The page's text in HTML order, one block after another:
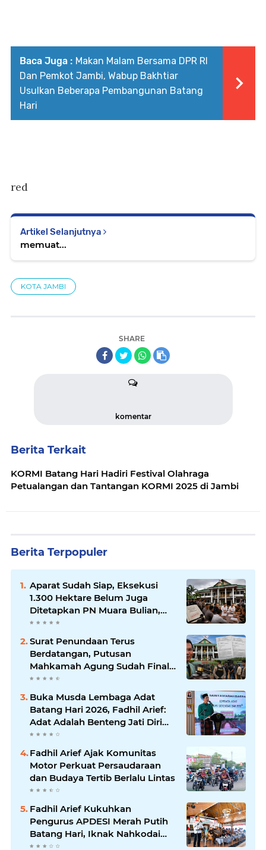
Baca Juga : Makan Malam Bersama DPR RI
Dan Pemkot Jambi, Wabup Bakhtiar
Usulkan Beberapa Pembangunan Batang
Hari
red
Artikel Selanjutnya
memuat...
KOTA JAMBI
SHARE
komentar
Berita Terkait
KORMI Batang Hari Hadiri Festival Olahraga
Petualangan dan Tantangan KORMI 2025 di Jambi
Berita Terpopuler
Aparat Sudah Siap, Eksekusi
1.300 Hektare Belum Juga
Ditetapkan PN Muara Bulian,
Ada Apa?
Surat Penundaan Terus
Berdatangan, Putusan
Mahkamah Agung Sudah Final,
Mengapa Eksekusi Belum
Dilaksanakan?
Buka Musda Lembaga Adat
Batang Hari 2026, Fadhil Arief:
Adat Adalah Benteng Jati Diri
Generasi Muda
Fadhil Arief Ajak Komunitas
Motor Perkuat Persaudaraan
dan Budaya Tertib Berlalu Lintas
Fadhil Arief Kukuhkan
Pengurus APDESI Merah Putih
Batang Hari, Iknak Nahkodai
Periode 2026–2031